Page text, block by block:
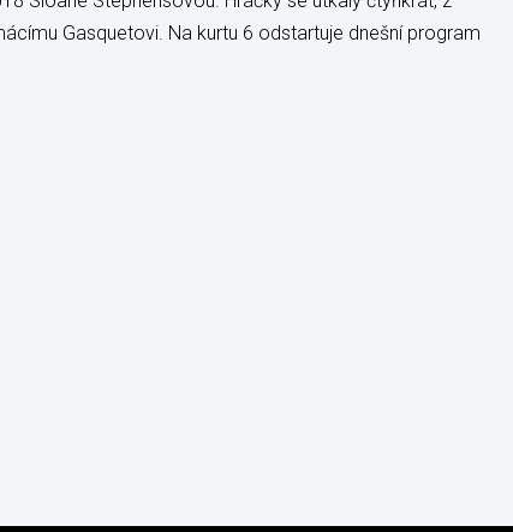
Gasquetovi. Na kurtu 6 odstartuje dnešní program